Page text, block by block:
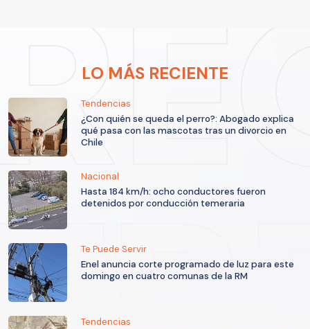
LO MÁS RECIENTE
Tendencias
¿Con quién se queda el perro?: Abogado explica
qué pasa con las mascotas tras un divorcio en
Chile
Nacional
Hasta 184 km/h: ocho conductores fueron
detenidos por conducción temeraria
Te Puede Servir
Enel anuncia corte programado de luz para este
domingo en cuatro comunas de la RM
Tendencias